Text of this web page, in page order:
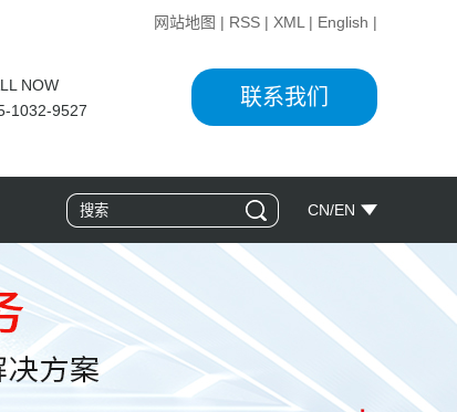
网站地图 | RSS | XML | English |
联系我们
NOW
1032-9527
CN/EN